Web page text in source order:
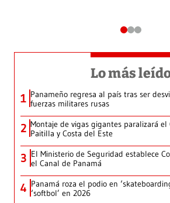
Lo más
1 Panameño regresa al país tras ser
fuerzas militares rusas
2 Montaje de vigas gigantes paralizará
Paitilla y Costa del Este
3 El Ministerio de Seguridad establece
el Canal de Panamá
4 Panamá roza el podio en
‘softbol’ en 2026